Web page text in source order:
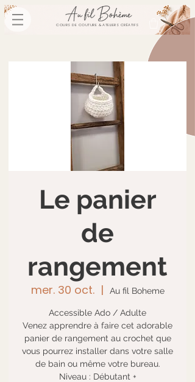
COURS DE COUTURE & ATELIERS CRÉATIFS
Le panier
de
rangement
mer. 30 oct.
  |
Au fil Boheme
Accessible Ado / Adulte
Venez apprendre à faire cet adorable
panier de rangement au crochet que
vous pourrez installer dans votre salle
de bain ou même votre bureau.
Niveau : Débutant +